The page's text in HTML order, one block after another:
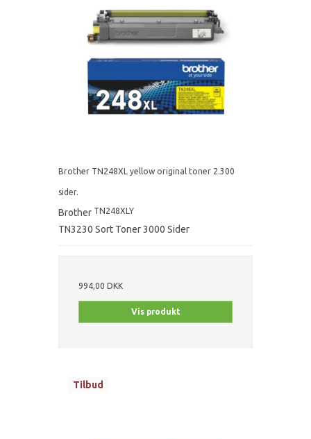
Brother TN248XL yellow original toner 2.300
sider.
Brother TN248XLY
TN3230 Sort Toner 3000 Sider
994,00 DKK
Vis produkt
Tilbud